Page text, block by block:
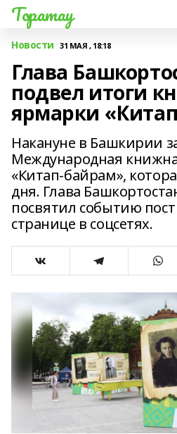
Торатау
Новости 31 МАЯ , 18:18
Глава
подвел итоги
ярмарки
Накануне в Башкирии
Международная
«Китап-байрам»,
дня. Глава
посвятил событию пост
странице в соцсетях.